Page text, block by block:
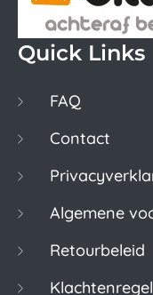
Quick Links
FAQ
Contact
Algemene
Retourbeleid